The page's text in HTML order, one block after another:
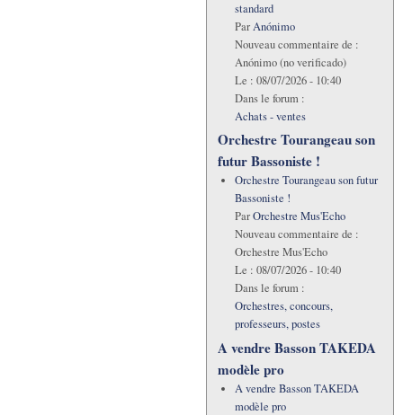
standard
ParAnónimo
Nouveau commentaire de :
Anónimo (no verificado)
Le : 08/07/2026 - 10:40
Dans le forum :
Achats - ventes
Orchestre Tourangeau son
futur Bassoniste !
Orchestre Tourangeau son futur
Bassoniste !
ParOrchestre Mus'Echo
Nouveau commentaire de :
Orchestre Mus'Echo
Le : 08/07/2026 - 10:40
Dans le forum :
Orchestres, concours,
professeurs, postes
A vendre Basson TAKEDA
modèle pro
A vendre Basson TAKEDA
modèle pro